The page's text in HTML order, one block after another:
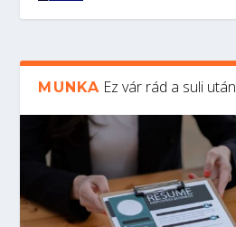
MUNKA Ez vár rád a suli után